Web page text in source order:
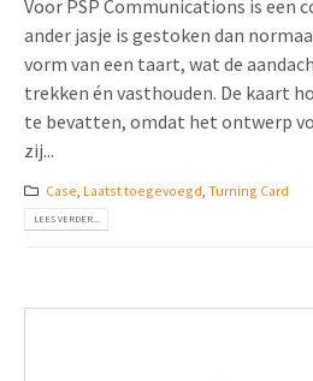
Voor PSP Communications is een
ander jasje is gestoken dan
vorm van een taart, wat de
trekken én vasthouden. De kaart
te bevatten, omdat het ontwerp
zij...
Case, Laatst toegevoegd, Turning Card
LEES VERDER...